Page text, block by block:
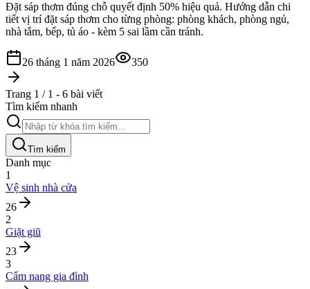
Đặt sáp thơm đúng chỗ quyết định 50% hiệu quả. Hướng dẫn chi
tiết vị trí đặt sáp thơm cho từng phòng: phòng khách, phòng ngủ,
nhà tắm, bếp, tủ áo - kèm 5 sai lầm cần tránh.
26 tháng 1 năm 2026 350
Trang 1 / 1 - 6 bài viết
Tìm kiếm nhanh
Tìm kiếm
Danh mục
1
Vệ sinh nhà cửa
26
2
Giặt giũ
23
3
Cẩm nang gia đình